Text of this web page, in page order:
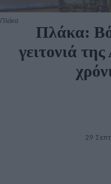
Πλάκα
Πλάκα:
γειτονιά
29